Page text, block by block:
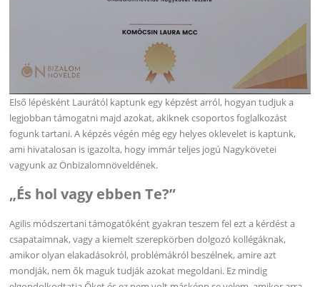
Első lépésként Laurától kaptunk egy képzést arról, hogyan tudjuk a
legjobban támogatni majd azokat, akiknek csoportos foglalkozást
fogunk tartani. A képzés végén még egy helyes oklevelet is kaptunk,
ami hivatalosan is igazolta, hogy immár teljes jogú Nagykövetei
vagyunk az Önbizalomnöveldének.
„És hol vagy ebben Te?”
Agilis módszertani támogatóként gyakran teszem fel ezt a kérdést a
csapataimnak, vagy a kiemelt szerepkörben dolgozó kollégáknak,
amikor olyan elakadásokról, problémákról beszélnek, amire azt
mondják, nem ők maguk tudják azokat megoldani. Ez mindig